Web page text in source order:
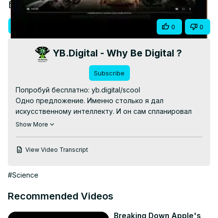
Video
Jul 1, 2026
0 0
YB.Digital - Why Be Digital ?
Subscribe
Попробуй бесплатно: yb.digital/scool
Одно предложение. Именно столько я дал
искусственному интеллекту. И он сам спланировал
сцены, сгенерировал все визуальные материалы,
кинематографический короткометражный фильм. Без
В этом видео я показываю весь автономный
шагом, включая точную стоимость в кредитах —
Show More
View Video Transcript
#Science
Recommended Videos
Breaking Down Apple's